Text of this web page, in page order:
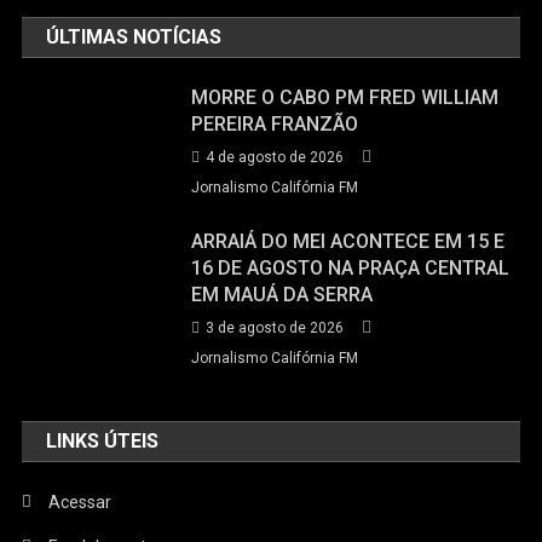
ÚLTIMAS NOTÍCIAS
MORRE O CABO PM FRED WILLIAM
PEREIRA FRANZÃO
4 de agosto de 2026
Jornalismo Califórnia FM
ARRAIÁ DO MEI ACONTECE EM 15 E
16 DE AGOSTO NA PRAÇA CENTRAL
EM MAUÁ DA SERRA
3 de agosto de 2026
Jornalismo Califórnia FM
LINKS ÚTEIS
Acessar